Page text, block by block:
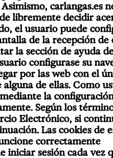
carlangas.es
libremente decidir
el usuario puede
de la recepción
la sección de ayuda
configurase su
por las web con el
de ellas. Como
la
Según los
Electrónico, si
Las cookies de
correctamente
iniciar sesión cada vez